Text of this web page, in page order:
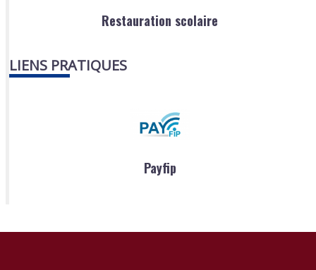
Restauration scolaire
LIENS PRATIQUES
Payfip